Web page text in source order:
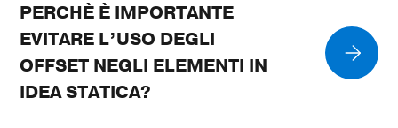
PERCHÈ È IMPORTANTE
EVITARE L’USO DEGLI
OFFSET NEGLI ELEMENTI IN
IDEA STATICA?